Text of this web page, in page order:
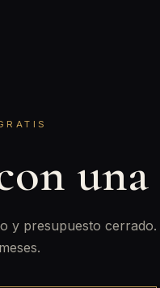
una
y presupuesto cerrado.